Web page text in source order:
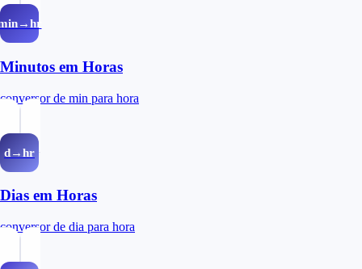
Minutos em Horas
conversor de min para hora
d→hr
Dias em Horas
conversor de dia para hora